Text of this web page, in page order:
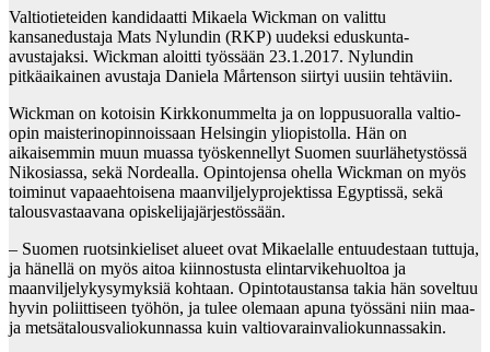
Valtiotieteiden kandidaatti Mikaela Wickman on valittu
kansanedustaja Mats Nylundin (RKP) uudeksi eduskunta-
avustajaksi. Wickman aloitti työssään 23.1.2017. Nylundin
pitkäaikainen avustaja Daniela Mårtenson siirtyi uusiin tehtäviin.
Wickman on kotoisin Kirkkonummelta ja on loppusuoralla valtio-
opin maisterinopinnoissaan Helsingin yliopistolla. Hän on
aikaisemmin muun muassa työskennellyt Suomen suurlähetystössä
Nikosiassa, sekä Nordealla. Opintojensa ohella Wickman on myös
toiminut vapaaehtoisena maanviljelyprojektissa Egyptissä, sekä
talousvastaavana opiskelijajärjestössään.
– Suomen ruotsinkieliset alueet ovat Mikaelalle entuudestaan tuttuja,
ja hänellä on myös aitoa kiinnostusta elintarvikehuoltoa ja
maanviljelykysymyksiä kohtaan. Opintotaustansa takia hän soveltuu
hyvin poliittiseen työhön, ja tulee olemaan apuna työssäni niin maa-
ja metsätalousvaliokunnassa kuin valtiovarainvaliokunnassakin.